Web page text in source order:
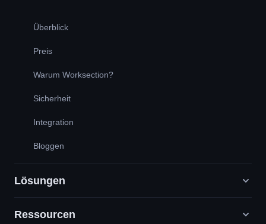
Überblick
Preis
Warum Worksection?
Sicherheit
Integration
Bloggen
Lösungen
Digitale Marketingagenturen
Ressourcen